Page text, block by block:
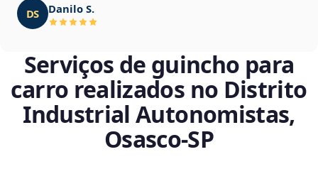
DS Danilo S.
Serviços de guincho para
carro realizados no Distrito
Industrial Autonomistas,
Osasco‑SP